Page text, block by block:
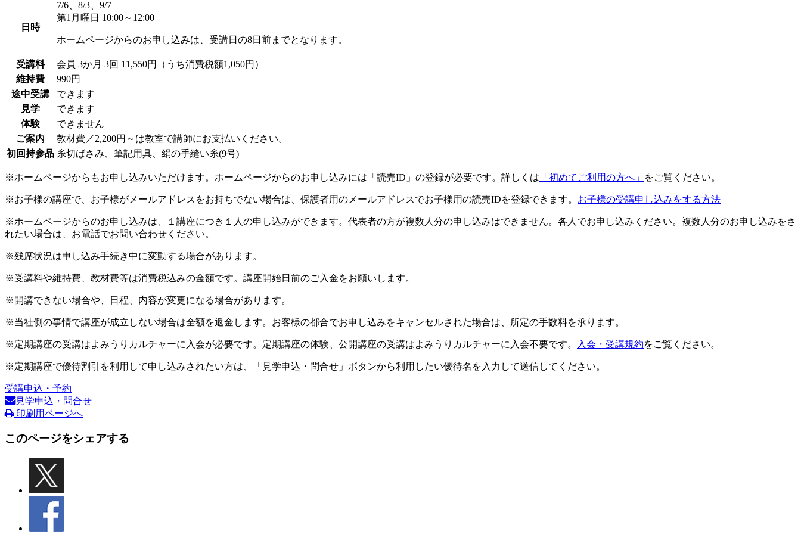
日時
7/6、8/3、9/7
第1月曜日 10:00～12:00
ホームページからのお申し込みは、受講日の8日前までとなります。
受講料 会員 3か月 3回 11,550円（うち消費税額1,050円）
維持費
990円
途中受講
できます
見学
できます
体験
できません
ご案内
教材費／2,200円～は教室で講師にお支払いください。
初回持参品 糸切ばさみ、筆記用具、絹の手縫い糸(9号)
※ホームページからもお申し込みいただけます。ホームページからのお申し込みには「読売ID」の登録が必要です。詳しくは 「初めてご利用の方へ」 をご覧ください。
※お子様の講座で、お子様がメールアドレスをお持ちでない場合は、保護者用のメールアドレスでお子様用の読売IDを登録できます。 お子様の受講申し込みをする方法
※ホームページからのお申し込みは、１講座につき１人の申し込みができます。代表者の方が複数人分の申し込みはできません。各人でお申し込みください。複数人分のお申し込みをさ
れたい場合は、お電話でお問い合わせください。
※残席状況は申し込み手続き中に変動する場合があります。
※受講料や維持費、教材費等は消費税込みの金額です。講座開始日前のご入金をお願いします。
※開講できない場合や、日程、内容が変更になる場合があります。
※当社側の事情で講座が成立しない場合は全額を返金します。お客様の都合でお申し込みをキャンセルされた場合は、所定の手数料を承ります。
※定期講座の受講はよみうりカルチャーに入会が必要です。定期講座の体験、公開講座の受講はよみうりカルチャーに入会不要です。 入会・受講規約をご覧ください。
※定期講座で優待割引を利用して申し込みされたい方は、「見学申込・問合せ」ボタンから利用したい優待名を入力して送信してください。
受講申込・予約
見学申込・問合せ
印刷用ページへ
このページをシェアする